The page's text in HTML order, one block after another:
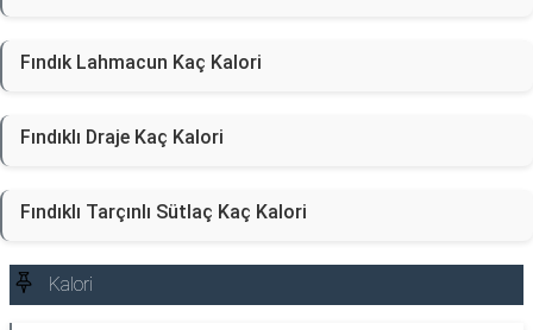
Fındık Lahmacun Kaç Kalori
Fındıklı Draje Kaç Kalori
Fındıklı Tarçınlı Sütlaç Kaç Kalori
Kalori